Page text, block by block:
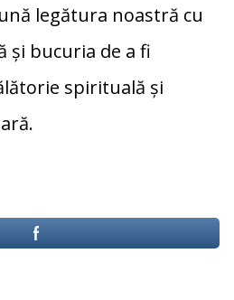
legătura noastră cu
și bucuria de a fi
spirituală și